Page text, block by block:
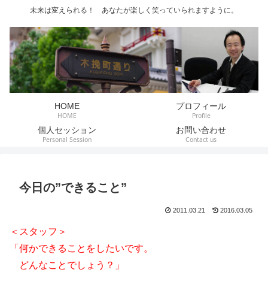
未来は変えられる！ あなたが楽しく笑っていられますように。
HOME
HOME
プロフィール
Profile
個人セッション
Personal Session
お問い合わせ
Contact us
今日の”できること”
2011.03.21 2016.03.05
＜スタッフ＞
「何かできることをしたいです。
どんなことでしょう？」